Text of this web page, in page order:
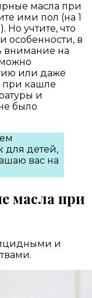
масла при
ими пол (на 1
Но учтите, что
особенности, в
внимание на
или даже
при кашле
и
было
для детей,
вас на
масла при
и